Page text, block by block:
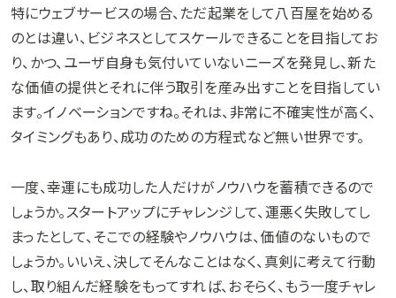
特にウェブサービスの場合、ただ起業をして八百屋を始める
のとは違い、ビジネスとしてスケールできることを目指してお
り、かつ、ユーザ自身も気付いていないニーズを発見し、新た
な価値の提供とそれに伴う取引を産み出すことを目指してい
ます。イノベーションですね。それは、非常に不確実性が高く、
タイミングもあり、成功のための方程式など無い世界です。
一度、幸運にも成功した人だけがノウハウを蓄積できるので
しょうか。スタートアップにチャレンジして、運悪く失敗してし
まったとして、そこでの経験やノウハウは、価値のないもので
しょうか。いいえ、決してそんなことはなく、真剣に考えて行動
し、取り組んだ経験をもってすれば、おそらく、もう一度チャレ